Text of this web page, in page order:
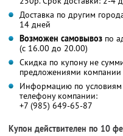
Доставка по другим
14 дней
Возможен самовывоз по
(с 16.00 до 20.00)
Скидка по купону не
предложениями компании
Информацию по условиям
телефону компании:
+7 (985) 649-65-87
Купон действителен по 10